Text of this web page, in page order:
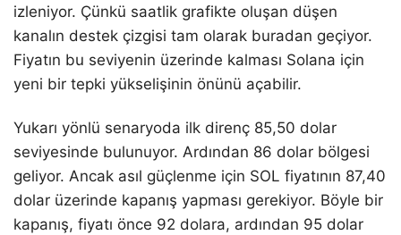
izleniyor. Çünkü saatlik grafikte oluşan düşen
kanalın destek çizgisi tam olarak buradan geçiyor.
Fiyatın bu seviyenin üzerinde kalması Solana için
yeni bir tepki yükselişinin önünü açabilir.
Yukarı yönlü senaryoda ilk direnç 85,50 dolar
seviyesinde bulunuyor. Ardından 86 dolar bölgesi
geliyor. Ancak asıl güçlenme için SOL fiyatının 87,40
dolar üzerinde kapanış yapması gerekiyor. Böyle bir
kapanış, fiyatı önce 92 dolara, ardından 95 dolar